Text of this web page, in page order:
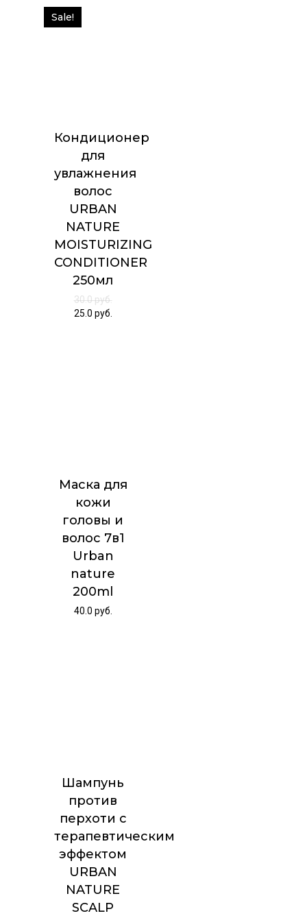
Sale!
Кондиционер
для
увлажнения
волос
URBAN
NATURE
MOISTURIZING
CONDITIONER
250мл
30.0руб.
25.0 руб.
Маска для
кожи
головы и
волос 7в1
Urban
nature
200ml
40.0 руб.
Шампунь
против
перхоти с
терапевтическим
эффектом
URBAN
NATURE
SCALP